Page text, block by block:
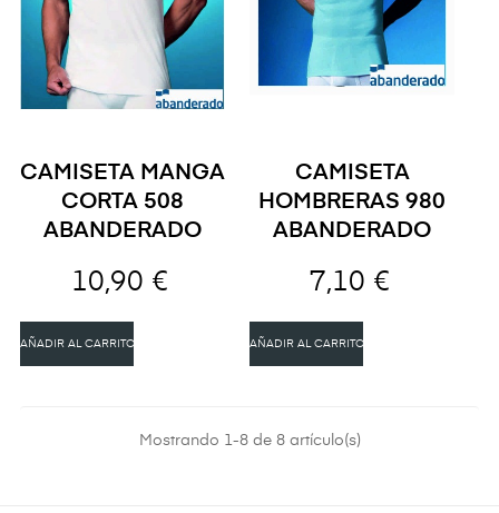
CAMISETA MANGA
CORTA 508
ABANDERADO
10,90 €
AÑADIR AL CARRITO
CAMISETA
HOMBRERAS 980
ABANDERADO
7,10 €
AÑADIR AL CARRITO
Mostrando 1-8 de 8 artículo(s)